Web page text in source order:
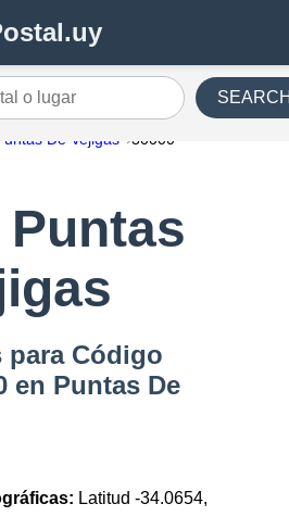
o lugar
De Vejigas 30000
Puntas
para Código
en Puntas De
Latitud -34.0654,